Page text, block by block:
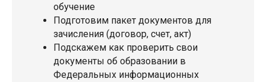
обучение
Подготовим пакет документов для
зачисления (договор, счет, акт)
Подскажем как проверить свои
документы об образовании в
Федеральных информационных